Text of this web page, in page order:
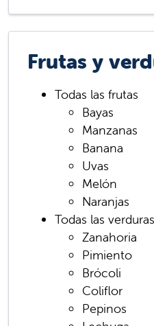
Frutas y
Todas las frutas
Bayas
Manzanas
Banana
Uvas
Melón
Naranjas
Todas las verduras
Zanahoria
Pimiento
Brócoli
Coliflor
Pepinos